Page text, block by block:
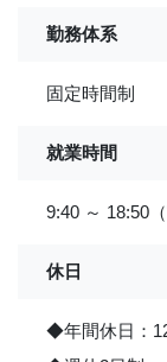
勤務体系
固定時間制
就業時間
9:40 ～ 18:50
休日
◆年間休日：